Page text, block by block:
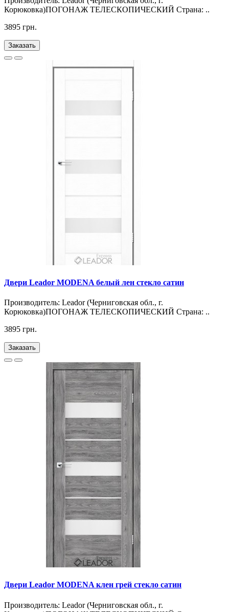
Корюковка)ПОГОНАЖ ТЕЛЕСКОПИЧЕСКИЙ Страна: ..
3895 грн.
Заказать
Двери Leador MODENA белый лен стекло сатин
Производитель: Leador (Черниговская обл., г.
Корюковка)ПОГОНАЖ ТЕЛЕСКОПИЧЕСКИЙ Страна: ..
3895 грн.
Заказать
Двери Leador MODENA клен грей стекло сатин
Производитель: Leador (Черниговская обл., г.